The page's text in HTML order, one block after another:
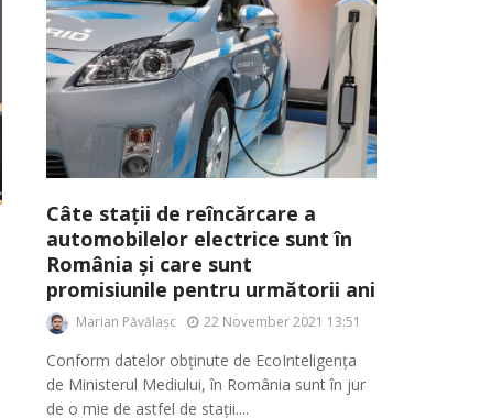
Câte stații de reîncărcare a
automobilelor electrice sunt în
România și care sunt
promisiunile pentru următorii ani
Marian Păvălașc 22 November 2021 13:51
Conform datelor obținute de EcoInteligența
de Ministerul Mediului, în România sunt în jur
de o mie de astfel de stații....